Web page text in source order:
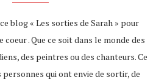
ce blog « Les sorties de Sarah » pour
. Que ce soit dans le monde des
des peintres ou des chanteurs. Ce
qui ont envie de sortir, de